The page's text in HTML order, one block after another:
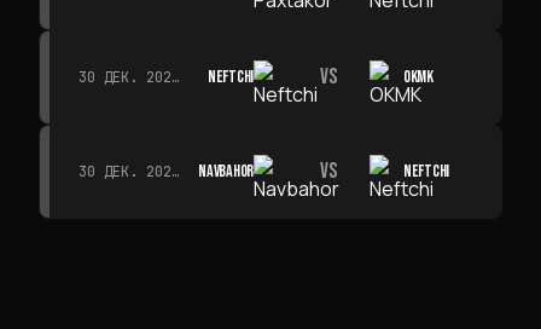
30 ДЕК. 2026 Г. · 19:00 NEFTCHI VS OKMK
30 ДЕК. 2026 Г. · 19:00 NAVBAHOR VS NEFTCHI